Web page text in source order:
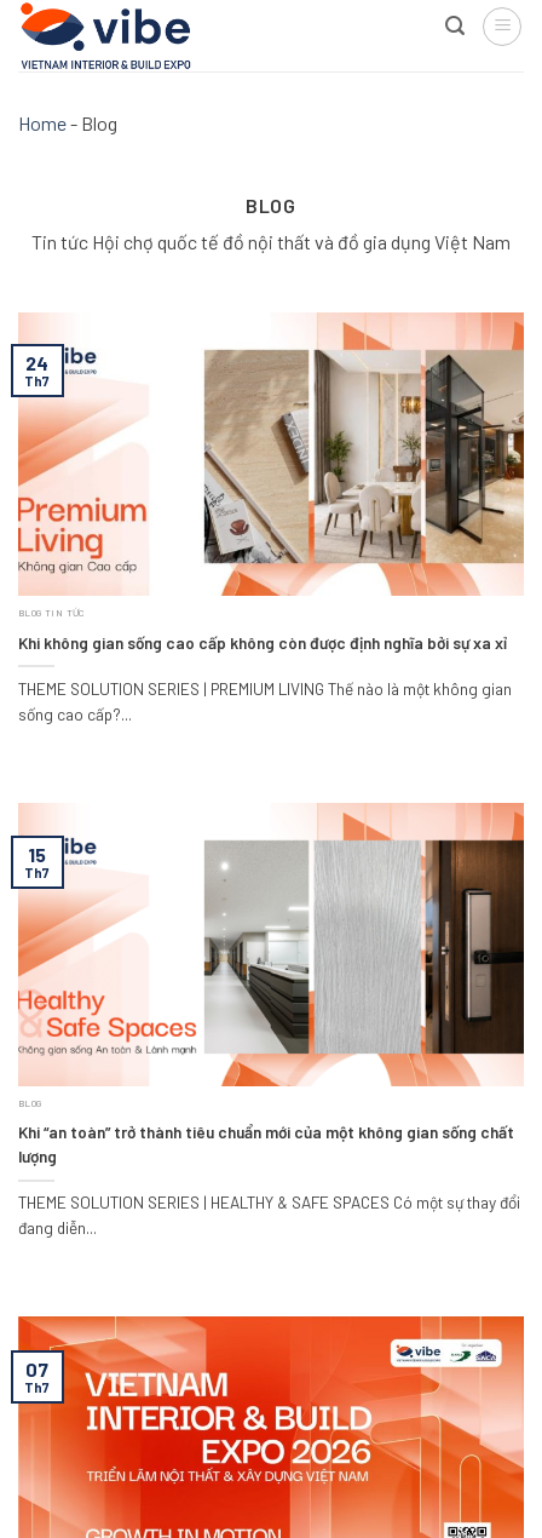
Skip
content
Home- Blog
BLOG
Tin tức Hội chợ quốc tế đồ nội thất và đồ gia dụng Việt Nam
BLOG TIN TỨC
Khi không gian sống cao cấp không còn được định nghĩa bởi sự xa xỉ
THEME SOLUTION SERIES | PREMIUM LIVING Thế nào là một không gian
sống cao cấp?...
24
Th7
BLOG
Khi “an toàn” trở thành tiêu chuẩn mới của một không gian sống chất
lượng
THEME SOLUTION SERIES | HEALTHY & SAFE SPACES Có một sự thay đổi
đang diễn...
15
Th7
07
Th7